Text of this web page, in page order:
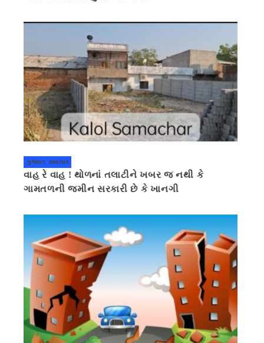
ગુજરાત સમાચાર
વાહ રે વાહ ! થોળનાં તલાટીને ખબર જ નથી કે
ગામતળની જમીન સરકારી છે કે ખાનગી